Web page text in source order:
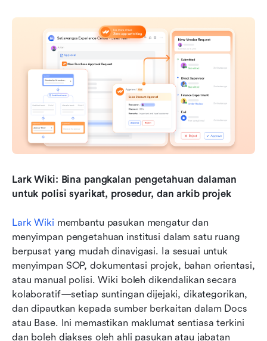
Lark Wiki: Bina pangkalan pengetahuan dalaman
untuk polisi syarikat, prosedur, dan arkib projek
Lark Wiki membantu pasukan mengatur dan
menyimpan pengetahuan institusi dalam satu ruang
berpusat yang mudah dinavigasi. Ia sesuai untuk
menyimpan SOP, dokumentasi projek, bahan orientasi,
atau manual polisi. Wiki boleh dikendalikan secara
kolaboratif—setiap suntingan dijejaki, dikategorikan,
dan dipautkan kepada sumber berkaitan dalam Docs
atau Base. Ini memastikan maklumat sentiasa terkini
dan boleh diakses oleh ahli pasukan atau jabatan